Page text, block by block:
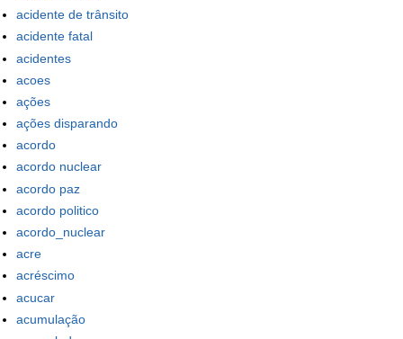
acidente de trânsito
acidente fatal
acidentes
acoes
ações
ações disparando
acordo
acordo nuclear
acordo paz
acordo politico
acordo_nuclear
acre
acréscimo
acucar
acumulação